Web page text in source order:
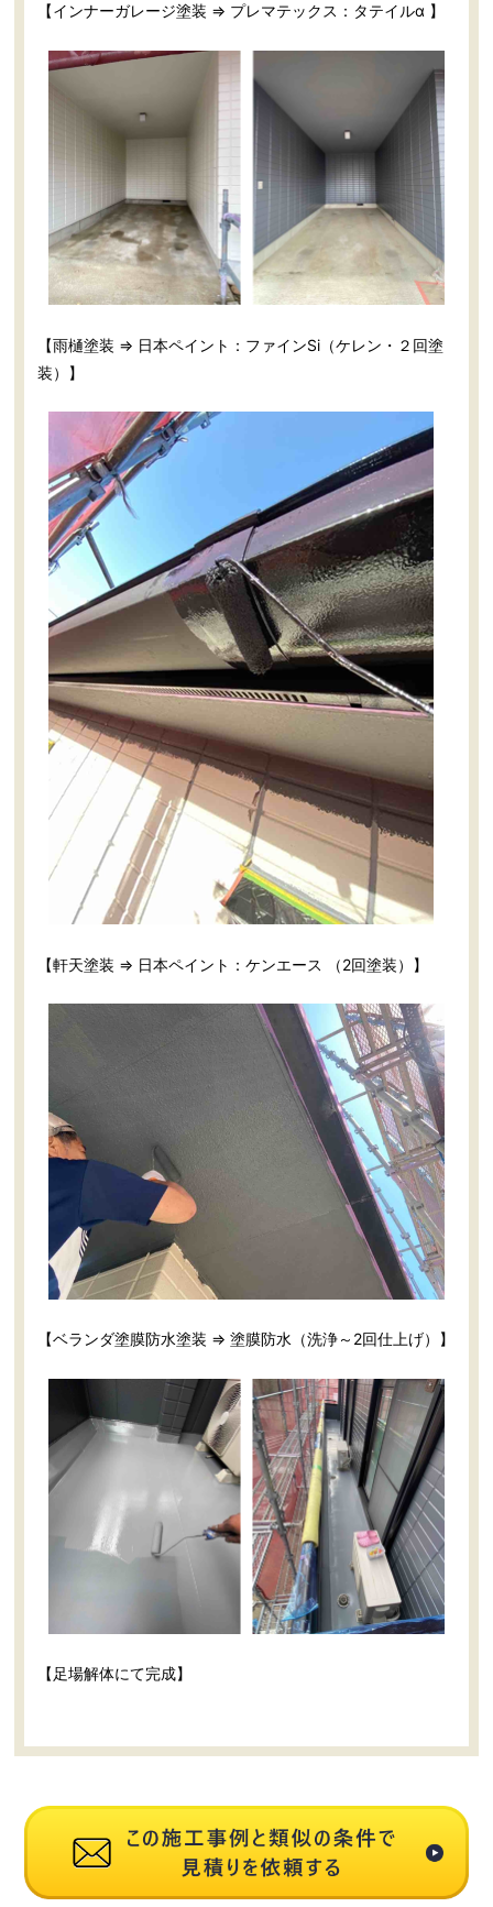
【インナーガレージ塗装 ⇒ プレマテックス：タテイルα 】
【雨樋塗装 ⇒ 日本ペイント：ファインSi（ケレン・２回塗
装）】
【軒天塗装 ⇒ 日本ペイント：ケンエース （2回塗装）】
【ベランダ塗膜防水塗装 ⇒ 塗膜防水（洗浄～2回仕上げ）】
【足場解体にて完成】